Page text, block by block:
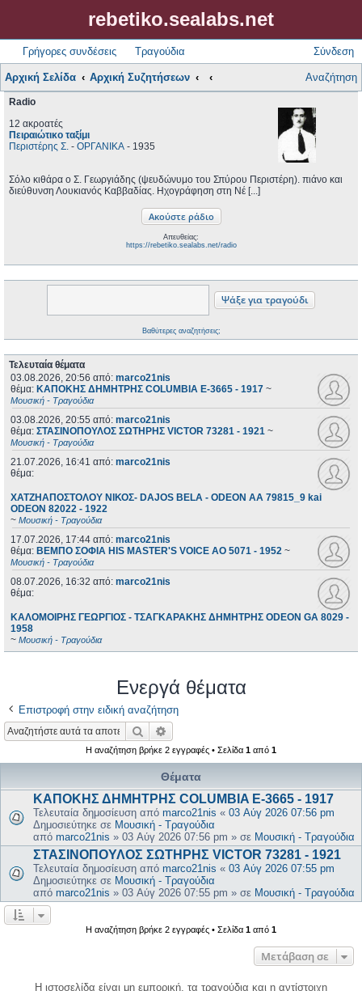
rebetiko.sealabs.net
Γρήγορες συνδέσεις Τραγούδια Σύνδεση
Αρχική Σελίδα Αρχική Συζητήσεων Αναζήτηση
Radio
12 ακροατές
Πειραιώτικο ταξίμι
Περιστέρης Σ. - ΟΡΓΑΝΙΚΑ - 1935
Σόλο κιθάρα ο Σ. Γεωργιάδης (ψευδώνυμο του Σπύρου Περιστέρη). πιάνο και
διεύθυνση Λουκιανός Καββαδίας. Ηχογράφηση στη Νέ [...]
Απευθείας:
https://rebetiko.sealabs.net/radio
Βαθύτερες αναζητήσεις;
Τελευταία θέματα
03.08.2026, 20:56 από: marco21nis
θέμα: ΚΑΠΟΚΗΣ ΔΗΜΗΤΡΗΣ COLUMBIA E-3665 - 1917 ~
Μουσική - Τραγούδια
03.08.2026, 20:55 από: marco21nis
θέμα: ΣΤΑΣΙΝΟΠΟΥΛΟΣ ΣΩΤΗΡΗΣ VICTOR 73281 - 1921 ~
Μουσική - Τραγούδια
21.07.2026, 16:41 από: marco21nis
θέμα:
ΧΑΤΖΗΑΠΟΣΤΟΛΟΥ ΝΙΚΟΣ- DAJOS BELA - ODEON AA 79815_9 kai
ODEON 82022 - 1922
~ Μουσική - Τραγούδια
17.07.2026, 17:44 από: marco21nis
θέμα: ΒΕΜΠΟ ΣΟΦΙΑ HIS MASTER'S VOICE AO 5071 - 1952 ~
Μουσική - Τραγούδια
08.07.2026, 16:32 από: marco21nis
θέμα:
ΚΑΛΟΜΟΙΡΗΣ ΓΕΩΡΓΙΟΣ - ΤΣΑΓΚΑΡΑΚΗΣ ΔΗΜΗΤΡΗΣ ODEON GA 8029 -
1958
~ Μουσική - Τραγούδια
Ενεργά θέματα
Επιστροφή στην ειδική αναζήτηση
Αναζήτηση
Η αναζήτηση βρήκε 2 εγγραφές • Σελίδα 1 από 1
Θέματα
ΚΑΠΟΚΗΣ ΔΗΜΗΤΡΗΣ COLUMBIA E-3665 - 1917
Τελευταία δημοσίευση από marco21nis « 03 Αύγ 2026 07:56 pm
Δημοσιεύτηκε σε Μουσική - Τραγούδια
από marco21nis » 03 Αύγ 2026 07:56 pm » σε Μουσική - Τραγούδια
ΣΤΑΣΙΝΟΠΟΥΛΟΣ ΣΩΤΗΡΗΣ VICTOR 73281 - 1921
Τελευταία δημοσίευση από marco21nis « 03 Αύγ 2026 07:55 pm
Δημοσιεύτηκε σε Μουσική - Τραγούδια
από marco21nis » 03 Αύγ 2026 07:55 pm » σε Μουσική - Τραγούδια
Η αναζήτηση βρήκε 2 εγγραφές • Σελίδα 1 από 1
Μετάβαση σε
Η ιστοσελίδα είναι μη εμπορική, τα τραγούδια και η αντίστοιχη